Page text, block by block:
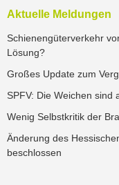
Aktuelle Meldungen
Schienengüterverkehr
Lösung?
Großes Update zum
SPFV: Die Weichen sind
Wenig Selbstkritik der
Änderung des
beschlossen